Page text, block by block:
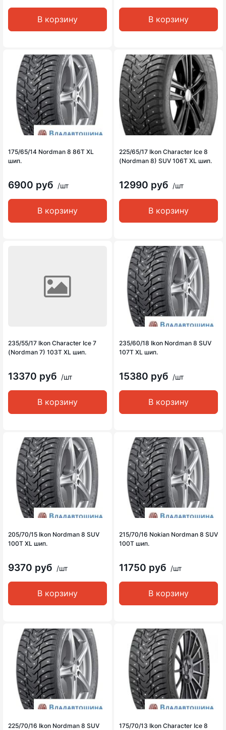
В корзину В корзину
175/65/14 Nordman 8 86T XL
шип.
6900 руб /шт
В корзину
225/65/17 Ikon Character Ice 8
(Nordman 8) SUV 106T XL шип.
12990 руб /шт
В корзину
235/55/17 Ikon Character Ice 7
(Nordman 7) 103T XL шип.
13370 руб /шт
В корзину
235/60/18 Ikon Nordman 8 SUV
107T XL шип.
15380 руб /шт
В корзину
205/70/15 Ikon Nordman 8 SUV
100T XL шип.
9370 руб /шт
В корзину
215/70/16 Nokian Nordman 8 SUV
100T шип.
11750 руб /шт
В корзину
225/70/16 Ikon Nordman 8 SUV 175/70/13 Ikon Character Ice 8